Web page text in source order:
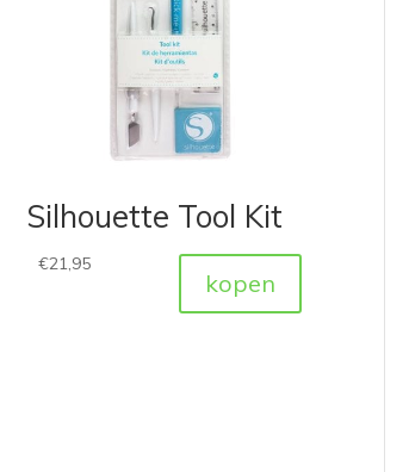
Silhouette Tool Kit
€21,95
kopen